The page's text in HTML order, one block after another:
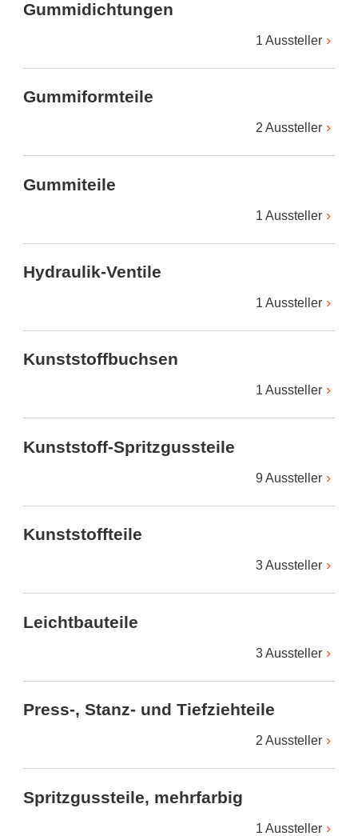
Gummidichtungen
1 Aussteller
Gummiformteile
2 Aussteller
Gummiteile
1 Aussteller
Hydraulik-Ventile
1 Aussteller
Kunststoffbuchsen
1 Aussteller
Kunststoff-Spritzgussteile
9 Aussteller
Kunststoffteile
3 Aussteller
Leichtbauteile
3 Aussteller
Press-, Stanz- und Tiefziehteile
2 Aussteller
Spritzgussteile, mehrfarbig
1 Aussteller